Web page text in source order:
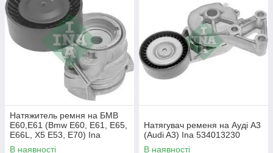
Натяжитель ремня на БМВ
Е60,Е61 (Bmw E60, E61, E65,
E66L, X5 E53, E70) Ina
534012210
В наявності
Натягувач ременя на Ауді A3
(Audi A3) Ina 534013230
В наявності